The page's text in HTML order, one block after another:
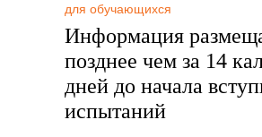
для обучающихся
Информация
позднее чем за 14
дней до начала
испытаний